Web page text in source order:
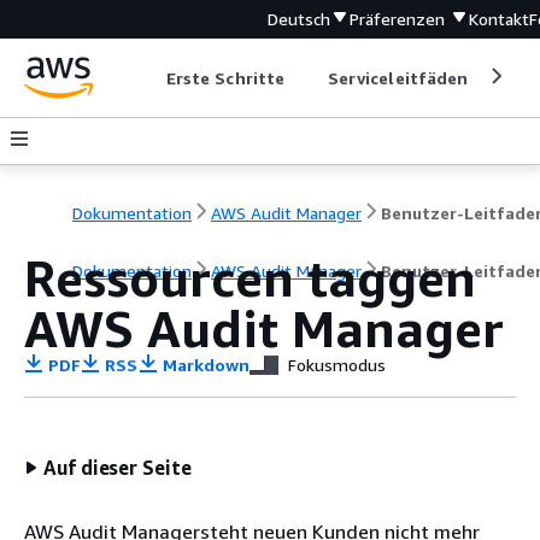
Deutsch Präferenzen Kontakt
Erste Schritte Serviceleitfäden
Dokumentation AWS Audit Manager Benutzer-
Dokumentation AWS Audit Manager Benutzer-
Ressourcen taggen
AWS Audit Manager
PDF RSS Markdown Fokusmodus
Auf dieser Seite
AWS Audit Managersteht neuen Kunden nicht mehr